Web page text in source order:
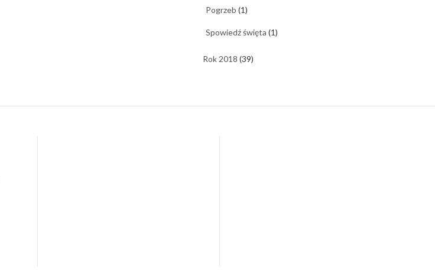
Pogrzeb (1)
Spowiedź święta (1)
Rok 2018 (39)